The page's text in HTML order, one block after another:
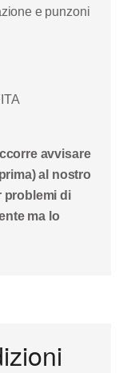
e punzoni
avvisare
al nostro
problemi di
ma lo